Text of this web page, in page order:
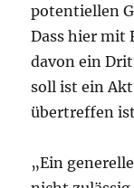
potentiellen
Dass hier mit
davon ein
soll ist ein
übertreffen
„Ein